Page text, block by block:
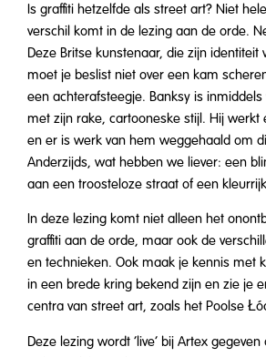
Is graffiti hetzelfde als street art? Niet
verschil komt in de lezing aan de orde.
Deze Britse kunstenaar, die zijn identiteit
moet je beslist niet over een kam
een achterafsteegje. Banksy is
met zijn rake, cartooneske stijl. Hij werkt
en er is werk van hem weggehaald om
Anderzijds, wat hebben we liever: een
aan een troosteloze straat of een
In deze lezing komt niet alleen het
graffiti aan de orde, maar ook de
en technieken. Ook maak je kennis met
in een brede kring bekend zijn en zie je
centra van street art, zoals het Poolse
Deze lezing wordt ‘live’ bij Artex